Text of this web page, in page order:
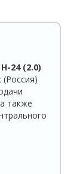
24 (2.0)
также